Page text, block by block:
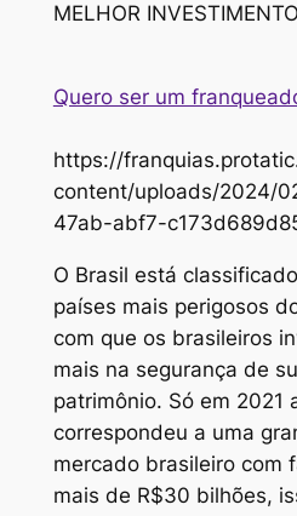
MELHOR
Quero ser um
https://
content/uploads/2024/
47ab-abf7-
O Brasil está
países mais perigosos
com que os brasileiros
mais na segurança de
patrimônio. Só em 2021
correspondeu a uma
mercado brasileiro com
mais de R$30 bilhões,